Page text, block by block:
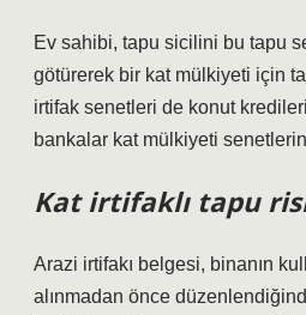
Ev sahibi, tapu sicilini bu tapu
götürerek bir kat mülkiyeti için
irtifak senetleri de konut
bankalar kat mülkiyeti
Kat irtifaklı tapu
Arazi irtifakı belgesi, binanın
alınmadan önce